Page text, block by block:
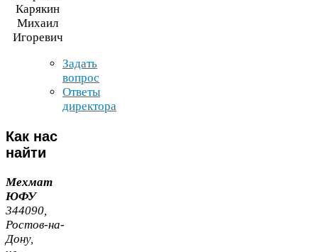
Карякин
Михаил
Игоревич
Задать
вопрос
Ответы
директора
Как нас
найти
Мехмат
ЮФУ
344090
Ростов-​на-​
Дону,